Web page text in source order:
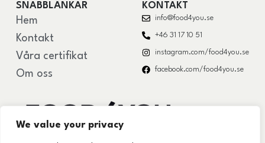
We value your privacy
SNABBLÄNKAR
Hem
Kontakt
Våra certifikat
Om oss
KONTAKT
info@food4you.se
+46 31 17 10 51
instagram.com/food4you.se
facebook.com/food4you.se